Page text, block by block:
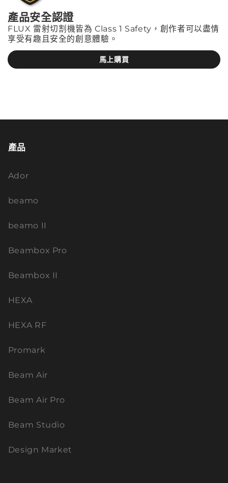
產品安全認證
FLUX 雷射切割機皆為 Class 1 Safety，創作者可以盡情
享受有趣且安全的創意體驗。
馬上購買
產品
Ador
beamo
beamo II
Beambox Pro
Beambox II
HEXA
HEXA RF
Promark
Beam Air
Beam Air Pro
Beam Studio
Design Market